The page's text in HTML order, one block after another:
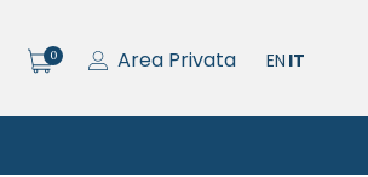
EN IT
Area Privata
0